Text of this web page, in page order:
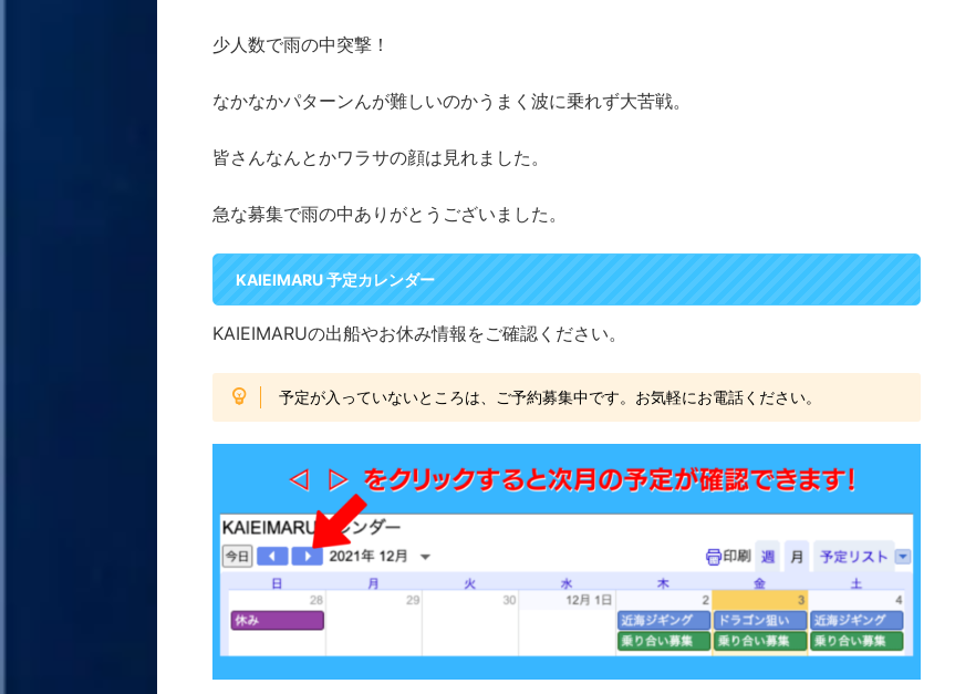
少人数で雨の中突撃！
なかなかパターンんが難しいのかうまく波に乗れず大苦戦。
皆さんなんとかワラサの顔は見れました。
急な募集で雨の中ありがとうございました。
KAIEIMARU 予定カレンダー
KAIEIMARUの出船やお休み情報をご確認ください。
予定が入っていないところは、ご予約募集中です。お気軽にお電話ください。